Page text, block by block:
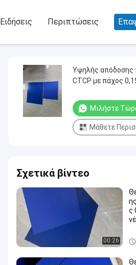
Ειδήσεις Περιπτώσεις
Υψηλής απόδοσης
CTCP με πάχος
Offset
Μιλήστε
Μάθετε
Σχετικά βίντεο
00:26
ς
0